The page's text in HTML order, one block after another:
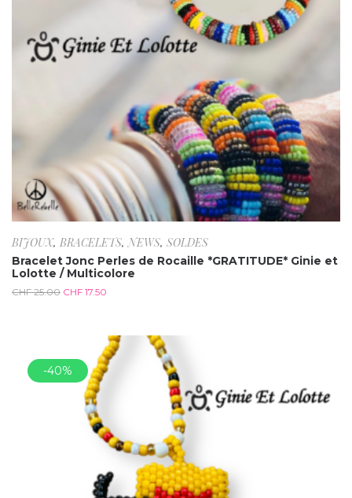
BIJOUX, BRACELETS,NEWS, SOLDES
Bracelet Jonc Perles de Rocaille *GRATITUDE* Ginie et
Lolotte / Multicolore
CHF25.00 CHF 17.50
-40%